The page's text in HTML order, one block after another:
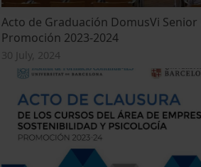
Acto de Graduación DomusVi Senior
Promoción 2023-2024
30 July, 2024